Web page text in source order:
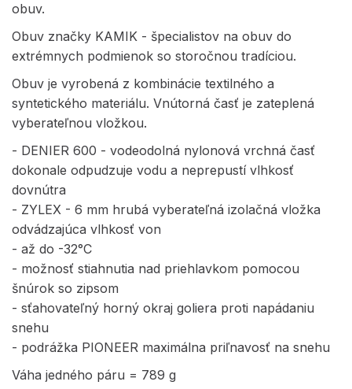
obuv.
Obuv značky KAMIK - špecialistov na obuv do
extrémnych podmienok so storočnou tradíciou.
Obuv je vyrobená z kombinácie textilného a
syntetického materiálu. Vnútorná časť je zateplená
vyberateľnou vložkou.
- DENIER 600 - vodeodolná nylonová vrchná časť
dokonale odpudzuje vodu a neprepustí vlhkosť
dovnútra
- ZYLEX - 6 mm hrubá vyberateľná izolačná vložka
odvádzajúca vlhkosť von
- až do -32°C
- možnosť stiahnutia nad priehlavkom pomocou
šnúrok so zipsom
- sťahovateľný horný okraj goliera proti napádaniu
snehu
- podrážka PIONEER maximálna priľnavosť na snehu
Váha jedného páru = 789 g